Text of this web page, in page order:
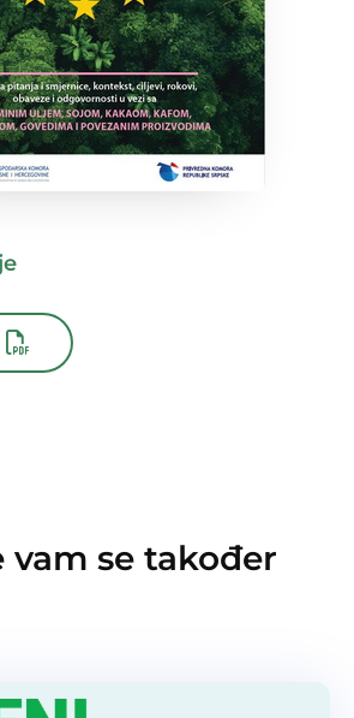
vam se također